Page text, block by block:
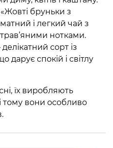
бруньки з
і легкий чай з
нотками.
сорт із
дарує спокій і світлу
їх виробляють
вони особливо